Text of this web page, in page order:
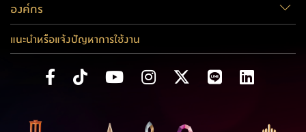
องค์กร
แนะนำหรือแจ้งปัญหาการใช้งาน